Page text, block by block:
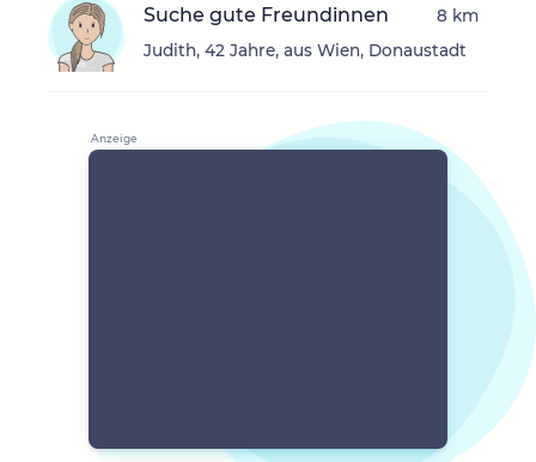
Suche gute Freundinnen
Judith, 42 Jahre, aus Wien, Donaustadt
8 km